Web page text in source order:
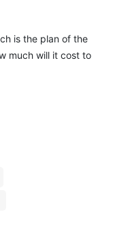
is the plan of the
much will it cost to